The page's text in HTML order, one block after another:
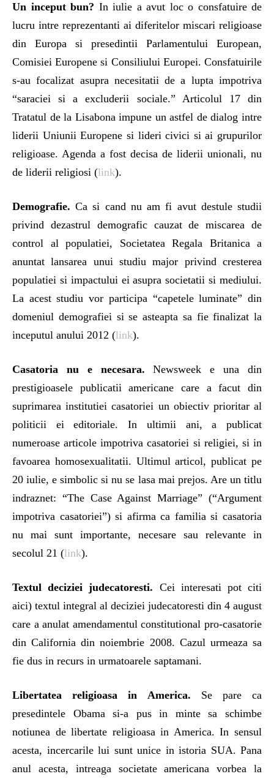
Un inceput bun? In iulie a avut loc o consfatuire de
lucru intre reprezentanti ai diferitelor miscari religioase
din Europa si presedintii Parlamentului European,
Comisiei Europene si Consiliului Europei. Consfatuirile
s-au focalizat asupra necesitatii de a lupta impotriva
“saraciei si a excluderii sociale.” Articolul 17 din
Tratatul de la Lisabona impune un astfel de dialog intre
liderii Uniunii Europene si lideri civici si ai grupurilor
religioase. Agenda a fost decisa de liderii unionali, nu
de liderii religiosi (link).
Demografie. Ca si cand nu am fi avut destule studii
privind dezastrul demografic cauzat de miscarea de
control al populatiei, Societatea Regala Britanica a
anuntat lansarea unui studiu major privind cresterea
populatiei si impactului ei asupra societatii si mediului.
La acest studiu vor participa “capetele luminate” din
domeniul demografiei si se asteapta sa fie finalizat la
inceputul anului 2012 (link).
Casatoria nu e necesara. Newsweek e una din
prestigioasele publicatii americane care a facut din
suprimarea institutiei casatoriei un obiectiv prioritar al
politicii ei editoriale. In ultimii ani, a publicat
numeroase articole impotriva casatoriei si religiei, si in
favoarea homosexualitatii. Ultimul articol, publicat pe
20 iulie, e simbolic si nu se lasa mai prejos. Are un titlu
indraznet: “The Case Against Marriage” (“Argument
impotriva casatoriei”) si afirma ca familia si casatoria
nu mai sunt importante, necesare sau relevante in
secolul 21 (link).
Textul deciziei judecatoresti. Cei interesati pot citi
aici) textul integral al deciziei judecatoresti din 4 august
care a anulat amendamentul constitutional pro-casatorie
din California din noiembrie 2008. Cazul urmeaza sa
fie dus in recurs in urmatoarele saptamani.
Libertatea religioasa in America. Se pare ca
presedintele Obama si-a pus in minte sa schimbe
notiunea de libertate religioasa in America. In sensul
acesta, incercarile lui sunt unice in istoria SUA. Pana
anul acesta, intreaga societate americana vorbea la